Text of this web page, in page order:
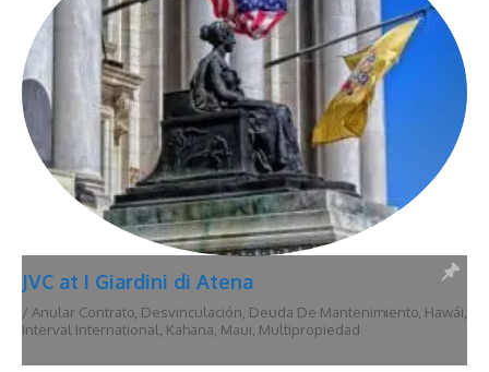
JVC at I Giardini di Atena
/ Anular Contrato, Desvinculación, Deuda De Mantenimiento, Hawái,
Interval International, Kahana, Maui, Multipropiedad